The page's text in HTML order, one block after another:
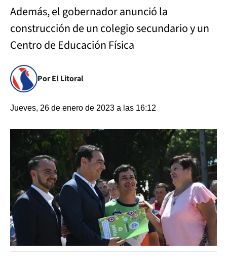
Además, el gobernador anunció la
construcción de un colegio secundario y un
Centro de Educación Física
Por El Litoral
Jueves, 26 de enero de 2023 a las 16:12